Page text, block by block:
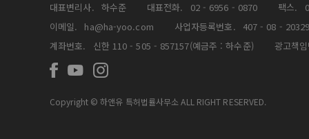
대표변리사. 하수준 대표전화. 02 - 6956 - 0870 팩스.
이메일.
ha@ha-yoo.com 사업자등록번호.
407 - 08 - 20329
계좌번호.
신한 110 - 505 - 857157(예금주 : 하수준) 광고책
Copyright © 하앤유 특허법률사무소 ALL RIGHT RESERVED.